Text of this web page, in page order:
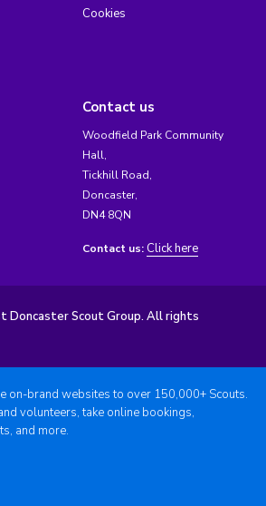
Cookies
Contact us
Woodfield Park Community
Hall,
Tickhill Road,
Doncaster,
DN4 8QN
Contact us: Click here
Doncaster Scout Group. All rights
on-brand websites to over 150,000+ Scouts.
volunteers, take online bookings,
and more.